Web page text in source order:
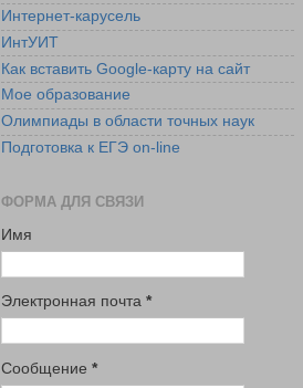
Интернет-карусель
ИнтУИТ
Как вставить Google-карту на сайт
Мое образование
Олимпиады в области точных наук
Подготовка к ЕГЭ on-line
ФОРМА ДЛЯ СВЯЗИ
Имя
Электронная почта *
Сообщение *